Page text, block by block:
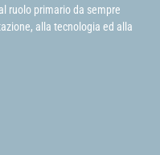
ruolo primario da sempre
alla tecnologia ed alla